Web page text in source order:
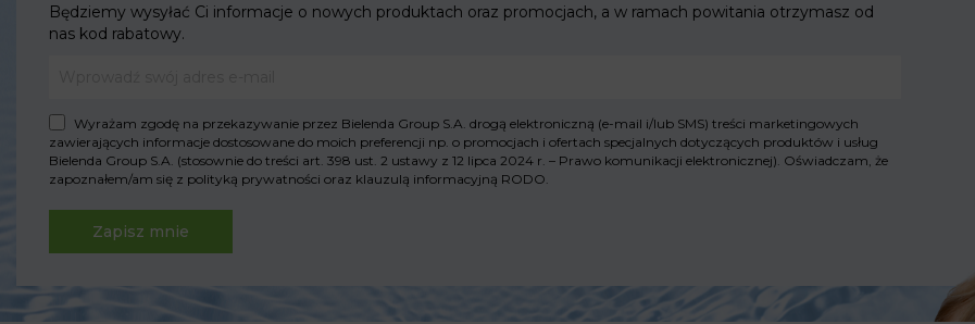
Będziemy wysyłać Ci informacje o nowych produktach oraz promocjach, a w ramach powitania otrzymasz od
nas kod rabatowy.
Wyrażam zgodę na przekazywanie przez Bielenda Group S.A. drogą elektroniczną (e-mail i/lub SMS) treści marketingowych
zawierających informacje dostosowane do moich preferencji np. o promocjach i ofertach specjalnych dotyczących produktów i usług
Bielenda Group S.A. (stosownie do treści art. 398 ust. 2 ustawy z 12 lipca 2024 r. – Prawo komunikacji elektronicznej). Oświadczam, że
zapoznałem/am się z polityką prywatności oraz klauzulą informacyjną RODO.
Zapisz mnie